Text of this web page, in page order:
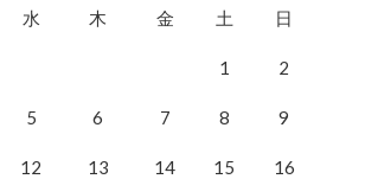
水 木 金 土 日
1 2
5 6 7 8 9
12 13 14 15 16